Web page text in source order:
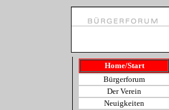
Home/Start
Bürgerforum
Der Verein
Neuigkeiten